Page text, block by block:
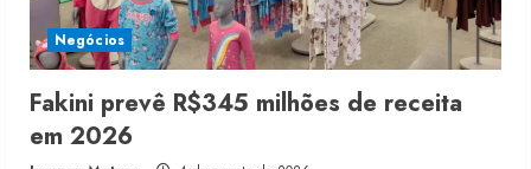
Negócios
Fakini prevê R$345 milhões de receita
em 2026